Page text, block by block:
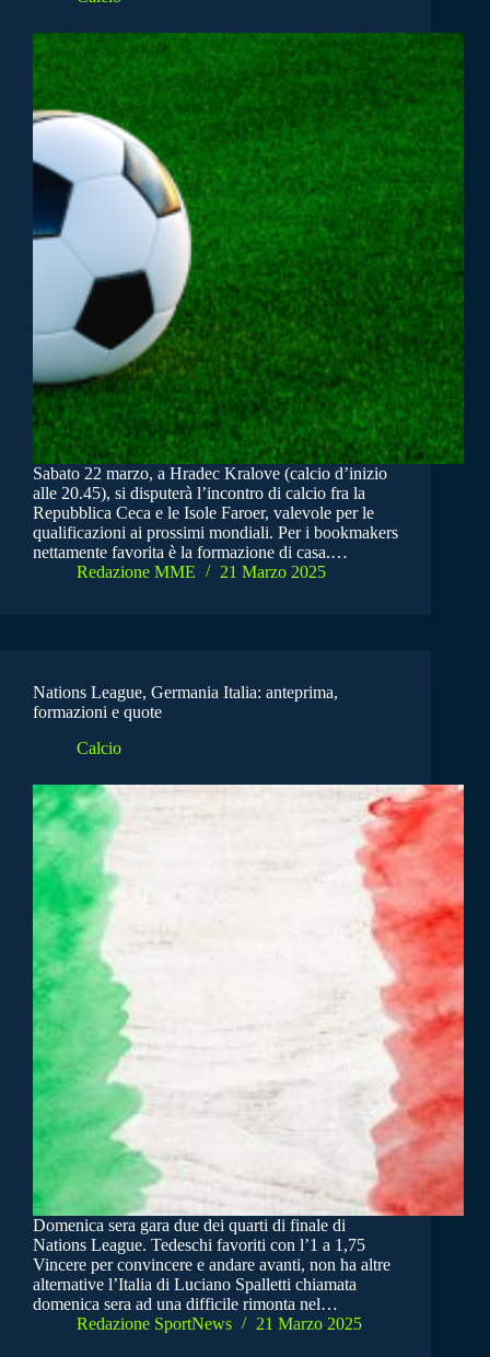
Sabato 22 marzo, a Hradec Kralove (calcio d’inizio
alle 20.45), si disputerà l’incontro di calcio fra la
Repubblica Ceca e le Isole Faroer, valevole per le
qualificazioni ai prossimi mondiali. Per i bookmakers
nettamente favorita è la formazione di casa.…
Redazione MME
21 Marzo 2025
Nations League, Germania Italia: anteprima,
formazioni e quote
Calcio
Domenica sera gara due dei quarti di finale di
Nations League. Tedeschi favoriti con l’1 a 1,75
Vincere per convincere e andare avanti, non ha altre
alternative l’Italia di Luciano Spalletti chiamata
domenica sera ad una difficile rimonta nel…
Redazione SportNews
21 Marzo 2025